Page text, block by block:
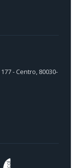
- Centro, 80030-